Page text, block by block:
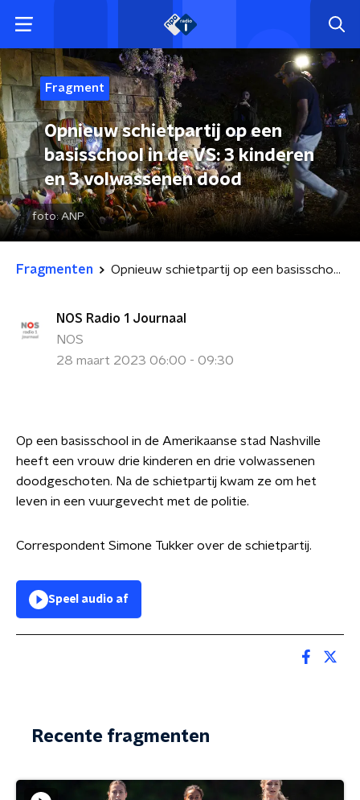
Fragment
Opnieuw schietpartij op een
basisschool in de VS: 3 kinderen
en 3 volwassenen dood
foto:ANP
Fragmenten Opnieuw schietpartij op een basisschool in de VS: 3 kinderen en 3 volwassenen dood
NOS Radio 1 Journaal
NOS
28 maart 2023 06:00 - 09:30
Op een basisschool in de Amerikaanse stad Nashville
heeft een vrouw drie kinderen en drie volwassenen
doodgeschoten. Na de schietpartij kwam ze om het
leven in een vuurgevecht met de politie.
Correspondent Simone Tukker over de schietpartij.
Speel audio af
Recente fragmenten